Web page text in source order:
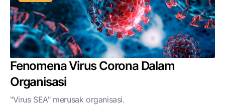
Fenomena Virus Corona Dalam
Organisasi
"Virus SEA" merusak organisasi.